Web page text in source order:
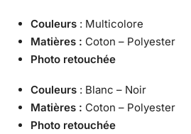
Couleurs : Multicolore
Matières : Coton – Polyester
Photo retouchée
Couleurs : Blanc – Noir
Matières : Coton – Polyester
Photo retouchée